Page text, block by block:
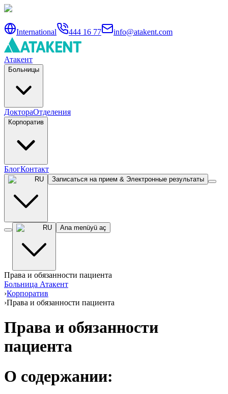
International 444 16 77 info@atakent.com
Атакент
Больницы
ДоктораОтделения
Корпоратив
БлогКонтакт
RU Записаться на прием & Электронные результаты
RU Ana menüyü aç
Права и обязанности пациента
Больница Атакент
›Корпоратив
›Права и обязанности пациента
Права и обязанности
пациента
О содержании: